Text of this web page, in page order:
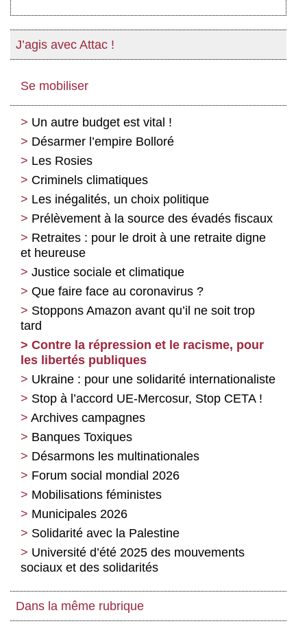
J’agis avec Attac !
Se mobiliser
Un autre budget est vital !
Désarmer l’empire Bolloré
Les Rosies
Criminels climatiques
Les inégalités, un choix politique
Prélèvement à la source des évadés fiscaux
Retraites : pour le droit à une retraite digne
et heureuse
Justice sociale et climatique
Que faire face au coronavirus ?
Stoppons Amazon avant qu’il ne soit trop
tard
Contre la répression et le racisme, pour
les libertés publiques
Ukraine : pour une solidarité internationaliste
Stop à l’accord UE-Mercosur, Stop CETA !
Archives campagnes
Banques Toxiques
Désarmons les multinationales
Forum social mondial 2026
Mobilisations féministes
Municipales 2026
Solidarité avec la Palestine
Université d’été 2025 des mouvements
sociaux et des solidarités
Dans la même rubrique